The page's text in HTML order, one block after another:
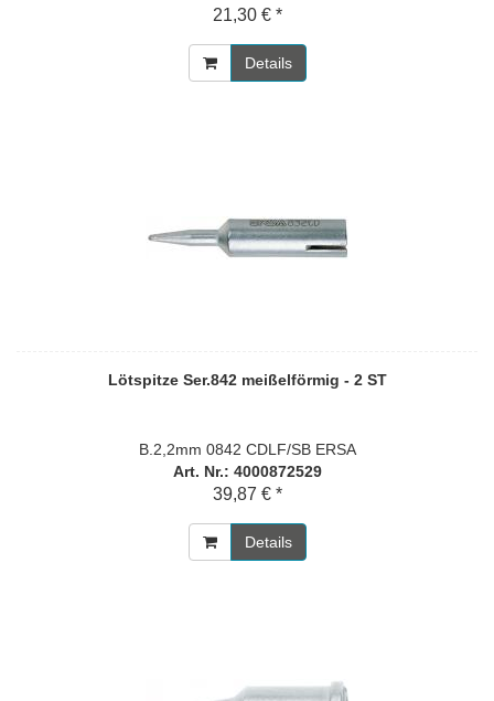
21,30 € *
Details
Lötspitze Ser.842 meißelförmig - 2 ST
B.2,2mm 0842 CDLF/SB ERSA
Art. Nr.: 4000872529
39,87 € *
Details